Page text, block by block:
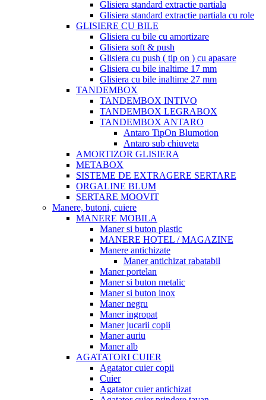
Glisiera standard extractie partiala
Glisiera standard extractie partiala cu role
GLISIERE CU BILE
Glisiera cu bile cu amortizare
Glisiera soft & push
Glisiera cu push ( tip on ) cu apasare
Glisiera cu bile inaltime 17 mm
Glisiera cu bile inaltime 27 mm
TANDEMBOX
TANDEMBOX INTIVO
TANDEMBOX LEGRABOX
TANDEMBOX ANTARO
Antaro TipOn Blumotion
Antaro sub chiuveta
AMORTIZOR GLISIERA
METABOX
SISTEME DE EXTRAGERE SERTARE
ORGALINE BLUM
SERTARE MOOVIT
Manere, butoni, cuiere
MANERE MOBILA
Maner si buton plastic
MANERE HOTEL / MAGAZINE
Manere antichizate
Maner antichizat rabatabil
Maner portelan
Maner si buton metalic
Maner si buton inox
Maner negru
Maner ingropat
Maner jucarii copii
Maner auriu
Maner alb
AGATATORI CUIER
Agatator cuier copii
Cuier
Agatator cuier antichizat